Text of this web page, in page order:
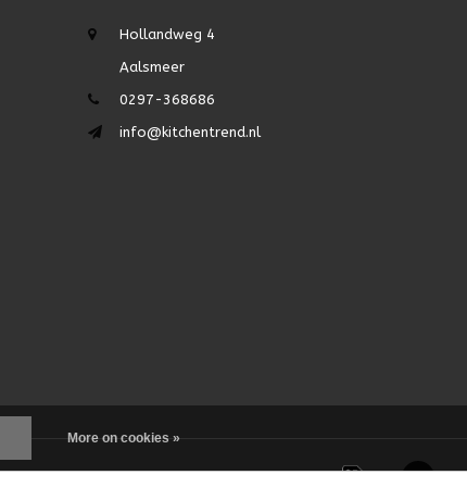
Hollandweg 4
Aalsmeer
0297-368686
info@kitchentrend.nl
More on cookies »